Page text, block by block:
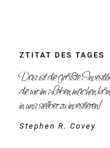
ZTITAT DES TAGES
Das ist die größte
die wir im Leben machen
in uns selber zu investieren!
Stephen R. Covey